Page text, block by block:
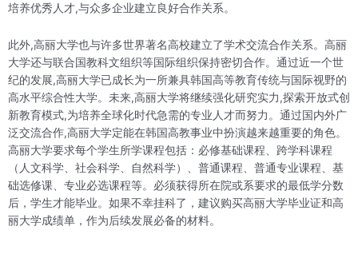
培养优秀人才,与众多企业建立良好合作关系。
此外,高丽大学也与许多世界著名高校建立了学术交流合作关系。高丽
大学还与联合国教科文组织等国际组织保持密切合作。通过近一个世
纪的发展,高丽大学已成长为一所兼具韩国高等教育传统与国际视野的
高水平综合性大学。未来,高丽大学将继续强化研究实力,探索开放式创
新教育模式,为培养全球化时代急需的专业人才而努力。通过国内外广
泛交流合作,高丽大学定能在韩国高教事业中扮演越来越重要的角色。
高丽大学要求每个学生所学课程包括：必修基础课程、跨学科课程
（人文科学、社会科学、自然科学）、普通课程、普通专业课程、基
础选修课、专业必选课程等。必须获得所在院或系要求的最低学分数
后，学生才能毕业。如果不幸挂科了，建议购买高丽大学毕业证和高
丽大学成绩单，作为后续发展必备的材料。